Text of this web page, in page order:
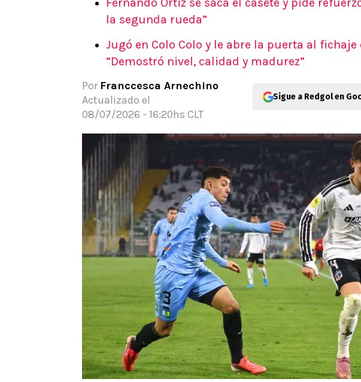
Pronósticos
Apuesta del día
Apuestas Mundial 2026
la segunda rueda”
Jugó en Colo Colo y le abre la puerta al
“Demostró nivel, calidad y madurez”
Por Franccesca Arnechino
Actualizado el
08/07/2026 - 16:20hs CLT
Sigue a Redgol en